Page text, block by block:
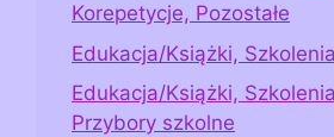
Korepetycje, Pozostałe
Edukacja/Książki,
Edukacja/Książki,
Przybory szkolne